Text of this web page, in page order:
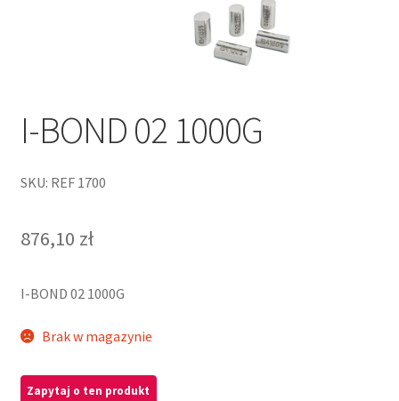
I-BOND 02 1000G
SKU: REF 1700
876,10 zł
I-BOND 02 1000G
Brak w magazynie